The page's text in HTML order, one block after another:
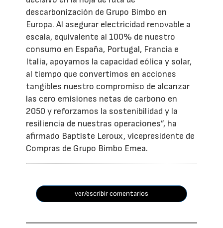
descarbonización de Grupo Bimbo en
Europa. Al asegurar electricidad renovable a
escala, equivalente al 100% de nuestro
consumo en España, Portugal, Francia e
Italia, apoyamos la capacidad eólica y solar,
al tiempo que convertimos en acciones
tangibles nuestro compromiso de alcanzar
las cero emisiones netas de carbono en
2050 y reforzamos la sostenibilidad y la
resiliencia de nuestras operaciones”, ha
afirmado Baptiste Leroux, vicepresidente de
Compras de Grupo Bimbo Emea.
ver/escribir comentarios